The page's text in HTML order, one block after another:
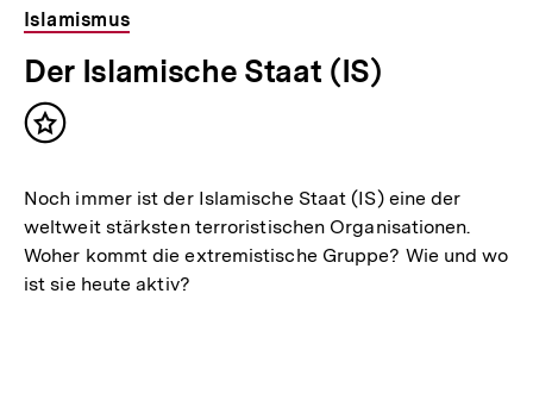
Islamismus
Der Islamische Staat (IS)
Inhalt
Noch immer ist der Islamische Staat (IS) eine der
weltweit stärksten terroristischen Organisationen.
Woher kommt die extremistische Gruppe? Wie und wo
ist sie heute aktiv?